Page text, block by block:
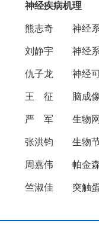
神经疾病机理
熊志奇 神经系
刘静宇 神经系
仇子龙 神经可
王 征 脑成像
严 军 生物网
张洪钧 生物节
周嘉伟 帕金森
竺淑佳 突触蛋